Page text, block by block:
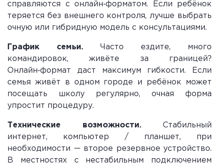
справляются с онлайн‑форматом. Если ребёнок
теряется без внешнего контроля, лучше выбрать
очную или гибридную модель с консультациями.
График семьи. Часто ездите, много
командировок, живёте за границей?
Онлайн‑формат даст максимум гибкости. Если
семья живёт в одном городе и ребёнок может
посещать школу регулярно, очная форма
упростит процедуру.
Технические возможности.Стабильный
интернет, компьютер / планшет, при
необходимости — второе резервное устройство.
В местностях с нестабильным подключением